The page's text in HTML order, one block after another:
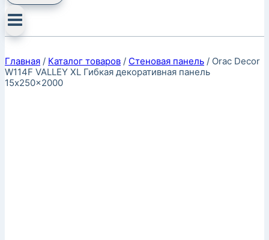
Главная / Каталог товаров / Стеновая панель / Orac Decor
W114F VALLEY XL Гибкая декоративная панель
15x250x2000